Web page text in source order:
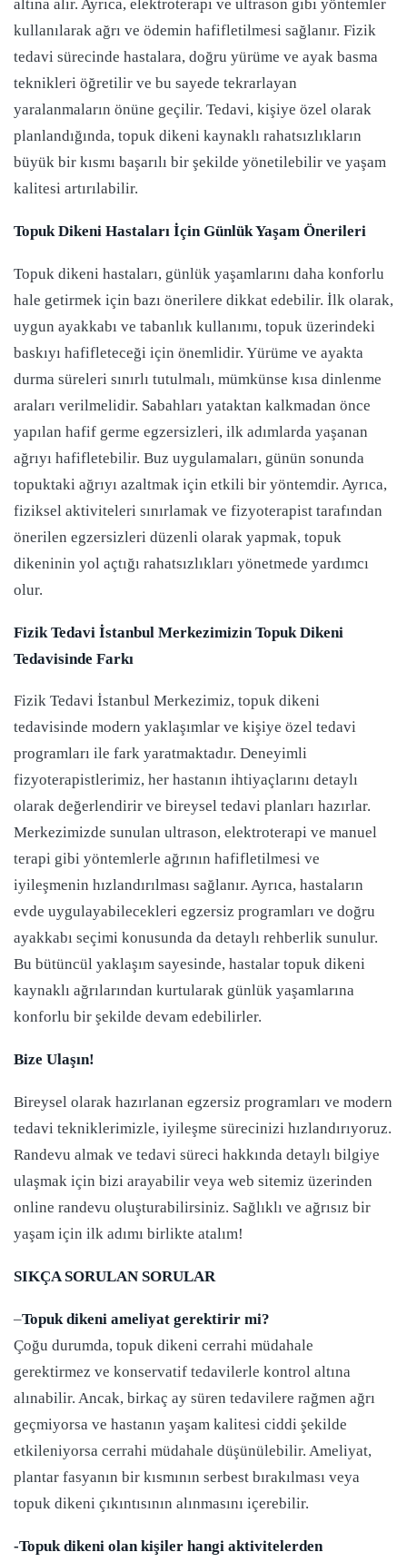
altına alır. Ayrıca, elektroterapi ve ultrason gibi yöntemler
kullanılarak ağrı ve ödemin hafifletilmesi sağlanır. Fizik
tedavi sürecinde hastalara, doğru yürüme ve ayak basma
teknikleri öğretilir ve bu sayede tekrarlayan
yaralanmaların önüne geçilir. Tedavi, kişiye özel olarak
planlandığında, topuk dikeni kaynaklı rahatsızlıkların
büyük bir kısmı başarılı bir şekilde yönetilebilir ve yaşam
kalitesi artırılabilir.
Topuk Dikeni Hastaları İçin Günlük Yaşam Önerileri
Topuk dikeni hastaları, günlük yaşamlarını daha konforlu
hale getirmek için bazı önerilere dikkat edebilir. İlk olarak,
uygun ayakkabı ve tabanlık kullanımı, topuk üzerindeki
baskıyı hafifleteceği için önemlidir. Yürüme ve ayakta
durma süreleri sınırlı tutulmalı, mümkünse kısa dinlenme
araları verilmelidir. Sabahları yataktan kalkmadan önce
yapılan hafif germe egzersizleri, ilk adımlarda yaşanan
ağrıyı hafifletebilir. Buz uygulamaları, günün sonunda
topuktaki ağrıyı azaltmak için etkili bir yöntemdir. Ayrıca,
fiziksel aktiviteleri sınırlamak ve fizyoterapist tarafından
önerilen egzersizleri düzenli olarak yapmak, topuk
dikeninin yol açtığı rahatsızlıkları yönetmede yardımcı
olur.
Fizik Tedavi İstanbul Merkezimizin Topuk Dikeni
Tedavisinde Farkı
Fizik Tedavi İstanbul Merkezimiz, topuk dikeni
tedavisinde modern yaklaşımlar ve kişiye özel tedavi
programları ile fark yaratmaktadır. Deneyimli
fizyoterapistlerimiz, her hastanın ihtiyaçlarını detaylı
olarak değerlendirir ve bireysel tedavi planları hazırlar.
Merkezimizde sunulan ultrason, elektroterapi ve manuel
terapi gibi yöntemlerle ağrının hafifletilmesi ve
iyileşmenin hızlandırılması sağlanır. Ayrıca, hastaların
evde uygulayabilecekleri egzersiz programları ve doğru
ayakkabı seçimi konusunda da detaylı rehberlik sunulur.
Bu bütüncül yaklaşım sayesinde, hastalar topuk dikeni
kaynaklı ağrılarından kurtularak günlük yaşamlarına
konforlu bir şekilde devam edebilirler.
Bize Ulaşın!
Bireysel olarak hazırlanan egzersiz programları ve modern
tedavi tekniklerimizle, iyileşme sürecinizi hızlandırıyoruz.
Randevu almak ve tedavi süreci hakkında detaylı bilgiye
ulaşmak için bizi arayabilir veya web sitemiz üzerinden
online randevu oluşturabilirsiniz. Sağlıklı ve ağrısız bir
yaşam için ilk adımı birlikte atalım!
SIKÇA SORULAN SORULAR
–Topuk dikeni ameliyat gerektirir mi?
Çoğu durumda, topuk dikeni cerrahi müdahale
gerektirmez ve konservatif tedavilerle kontrol altına
alınabilir. Ancak, birkaç ay süren tedavilere rağmen ağrı
geçmiyorsa ve hastanın yaşam kalitesi ciddi şekilde
etkileniyorsa cerrahi müdahale düşünülebilir. Ameliyat,
plantar fasyanın bir kısmının serbest bırakılması veya
topuk dikeni çıkıntısının alınmasını içerebilir.
-Topuk dikeni olan kişiler hangi aktivitelerden